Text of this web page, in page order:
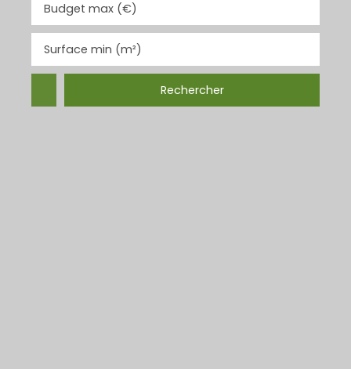
Budget max (€)
Surface min (m²)
Rechercher